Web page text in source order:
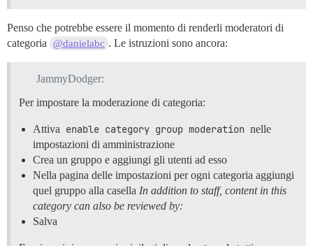
Penso che potrebbe essere il momento di renderli moderatori di
categoria
@danielabc . Le istruzioni sono ancora:
JammyDodger:
Per impostare la moderazione di categoria:
Attiva enable category group moderation nelle
impostazioni di amministrazione
Crea un gruppo e aggiungi gli utenti ad esso
Nella pagina delle impostazioni per ogni categoria aggiungi
quel gruppo alla casella In addition to staff, content in this
category can also be reviewed by:
Salva